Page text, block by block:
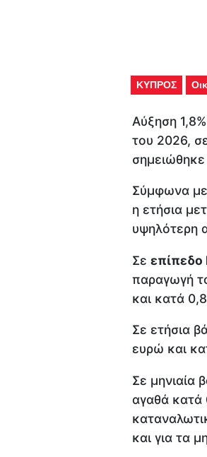
ΚΥΠΡΟΣ
Αύξηση
του 2026,
Σύμφωνα με
η ετήσια
υψηλότερη
Σε
παραγωγή
και κατά
Σε ετήσια
ευρώ και
Σε μηνιαία
αγαθά κατά
και για τα